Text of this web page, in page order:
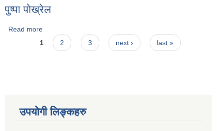
पुष्पा पोख्रेल
Read more
Pages
1 2 3 next › last »
उपयोगी लिङ्कहरु